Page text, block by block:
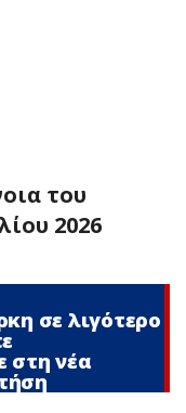
του
2026
σε λιγότερο
στη νέα